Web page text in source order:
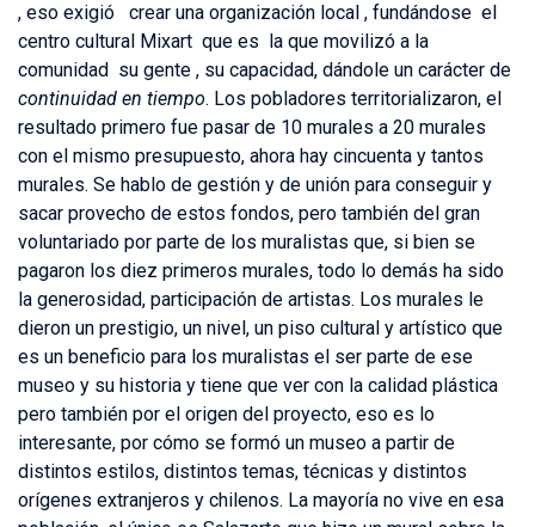
, eso exigió crear una organización local , fundándose el
centro cultural Mixart que es la que movilizó a la
comunidad su gente , su capacidad, dándole un carácter de
continuidad en tiempo. Los pobladores territorializaron, el
resultado primero fue pasar de 10 murales a 20 murales
con el mismo presupuesto, ahora hay cincuenta y tantos
murales. Se hablo de gestión y de unión para conseguir y
sacar provecho de estos fondos, pero también del gran
voluntariado por parte de los muralistas que, si bien se
pagaron los diez primeros murales, todo lo demás ha sido
la generosidad, participación de artistas. Los murales le
dieron un prestigio, un nivel, un piso cultural y artístico que
es un beneficio para los muralistas el ser parte de ese
museo y su historia y tiene que ver con la calidad plástica
pero también por el origen del proyecto, eso es lo
interesante, por cómo se formó un museo a partir de
distintos estilos, distintos temas, técnicas y distintos
orígenes extranjeros y chilenos. La mayoría no vive en esa